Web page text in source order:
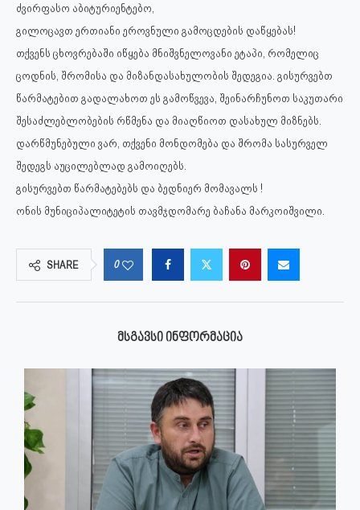
ძვირფასო აბიტურიენტებო,
გილოცავთ ერთიანი ეროვნული გამოცდების დაწყებას!
თქვენს ცხოვრებაში იწყება მნიშვნელოვანი ეტაპი, რომელიც
ცოდნის, შრომისა და მიზანდასახულობის შედეგია. გისურვებთ
წარმატებით გადალახოთ ეს გამოწვევა, შეინარჩუნოთ საკუთარი
შესაძლებლობების რწმენა და მიაღწიოთ დასახულ მიზნებს.
დარწმუნებული ვარ, თქვენი მონდომება და შრომა სასურველ
შედეგს აუცილებლად გამოიღებს.
გისურვებთ წარმატებებს და ბედნიერ მომავალს !
ონის მუნიციპალიტეტის თავმჯდომარე ბაჩანა მარკოიშვილი.
SHARE 0
ᲛᲡᲒᲐᲕᲡᲘ ᲘᲜᲤᲝᲠᲛᲐᲪᲘᲐ